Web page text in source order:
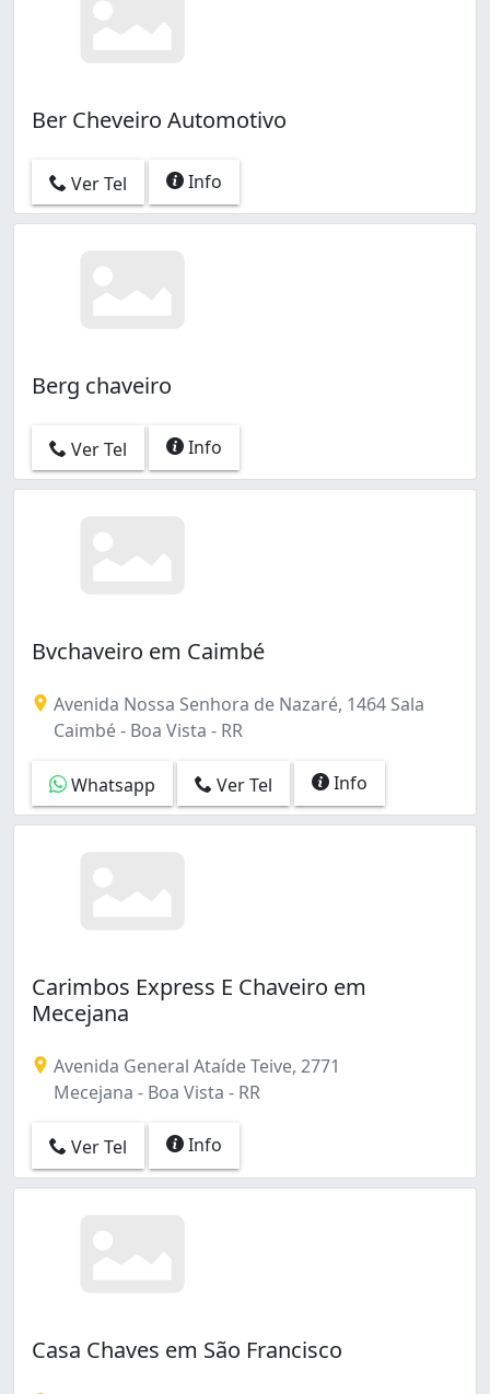
Ber Cheveiro Automotivo
Ver Tel Info
Berg chaveiro
Ver Tel Info
Bvchaveiro em Caimbé
Avenida Nossa Senhora de Nazaré, 1464 Sala
Caimbé - Boa Vista - RR
Whatsapp Ver Tel Info
Carimbos Express E Chaveiro em
Mecejana
Avenida General Ataíde Teive, 2771
Mecejana - Boa Vista - RR
Ver Tel Info
Casa Chaves em São Francisco